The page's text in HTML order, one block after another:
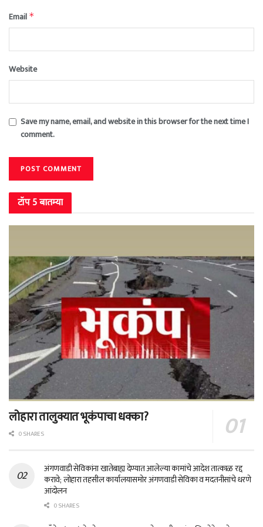
Email *
Website
Save my name, email, and website in this browser for the next time I
comment.
टॉप 5 बातम्या
लोहारा तालुक्यात भूकंपाचा धक्का?
0 SHARES
अंगणवाडी सेविकांना खातेबाह्य देण्यात आलेल्या कामांचे आदेश तात्काळ रद्द
करावे; लोहारा तहसील कार्यालयासमोर अंगणवाडी सेविका व मदतनीसांचे धरणे
आंदोलन
0 SHARES